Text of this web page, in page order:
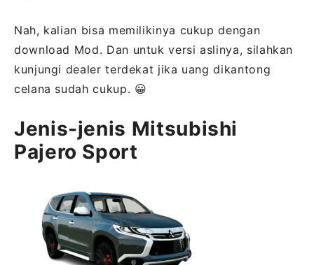
Nah, kalian bisa memilikinya cukup dengan
download Mod. Dan untuk versi aslinya, silahkan
kunjungi dealer terdekat jika uang dikantong
celana sudah cukup. 😀
Jenis-jenis Mitsubishi
Pajero Sport